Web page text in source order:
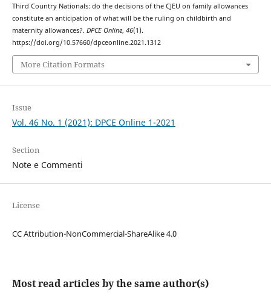
Third Country Nationals: do the decisions of the CJEU on family allowances
constitute an anticipation of what will be the ruling on childbirth and
maternity allowances?. DPCE Online, 46(1).
https://doi.org/10.57660/dpceonline.2021.1312
More Citation Formats
Issue
Vol. 46 No. 1 (2021): DPCE Online 1-2021
Section
Note e Commenti
License
CC Attribution-NonCommercial-ShareAlike 4.0
Most read articles by the same author(s)